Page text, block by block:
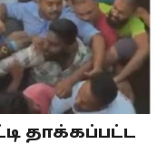
தாக்கப்பட்ட